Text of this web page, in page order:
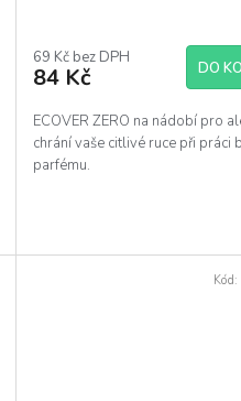
produktu
je
z
5
hvězdiček.
69 Kč bez DPH
84 Kč DO
ECOVER ZERO na nádobí pro
chrání vaše citlivé ruce při práci
parfému.
Kód: